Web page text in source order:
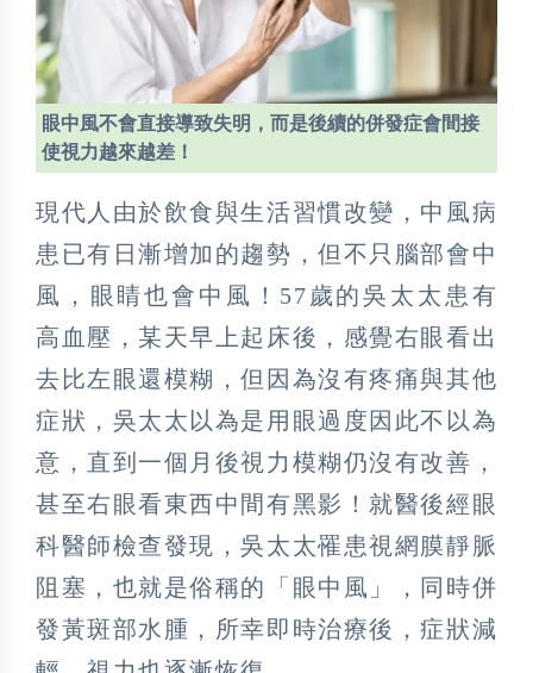
眼中風不會直接導致失明，而是後續的併發症會間接
使視力越來越差！
現代人由於飲食與生活習慣改變，中風病
患已有日漸增加的趨勢，但不只腦部會中
風，眼睛也會中風！57歲的吳太太患有
高血壓，某天早上起床後，感覺右眼看出
去比左眼還模糊，但因為沒有疼痛與其他
症狀，吳太太以為是用眼過度因此不以為
意，直到一個月後視力模糊仍沒有改善，
甚至右眼看東西中間有黑影！就醫後經眼
科醫師檢查發現，吳太太罹患視網膜靜脈
阻塞，也就是俗稱的「眼中風」，同時併
發黃斑部水腫，所幸即時治療後，症狀減